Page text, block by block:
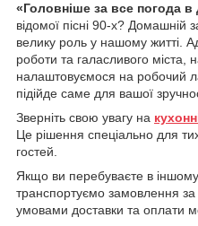
«Головніше за все погода в
відомої пісні 90-х? Домашній
велику роль у нашому житті.
роботи та галасливого міста,
налаштовуємося на робочий
підійде саме для вашої
Зверніть свою увагу на
Це рішення спеціально для
гостей.
Якщо ви перебуваєте в іншому
транспортуємо замовлення
умовами доставки та оплати